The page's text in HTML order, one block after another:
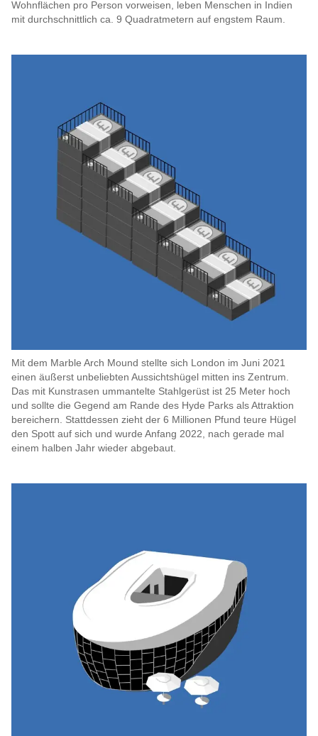
Wohnflächen pro Person vorweisen, leben Menschen in Indien
mit durchschnittlich ca. 9 Quadratmetern auf engstem Raum.
Mit dem Marble Arch Mound stellte sich London im Juni 2021
einen äußerst unbeliebten Aussichtshügel mitten ins Zentrum.
Das mit Kunstrasen ummantelte Stahlgerüst ist 25 Meter hoch
und sollte die Gegend am Rande des Hyde Parks als Attraktion
bereichern. Stattdessen zieht der 6 Millionen Pfund teure Hügel
den Spott auf sich und wurde Anfang 2022, nach gerade mal
einem halben Jahr wieder abgebaut.